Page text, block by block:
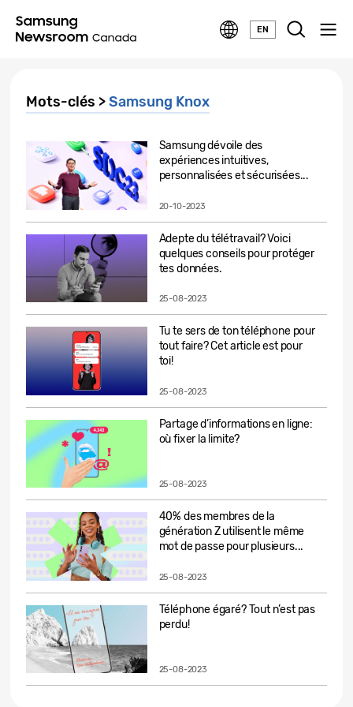
EN
Mots-clés >Samsung Knox
Samsung dévoile des
expériences intuitives,
personnalisées et sécurisées...
20-10-2023
Adepte du télétravail? Voici
quelques conseils pour protéger
tes données.
25-08-2023
Tu te sers de ton téléphone pour
tout faire? Cet article est pour
toi!
25-08-2023
Partage d’informations en ligne:
où fixer la limite?
25-08-2023
40% des membres de la
génération Z utilisent le même
mot de passe pour plusieurs...
25-08-2023
Téléphone égaré? Tout n’est pas
perdu!
25-08-2023